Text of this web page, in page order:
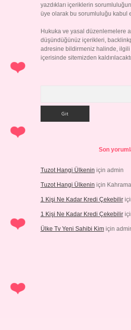
yazdıkları içeriklerin
üye olarak bu sorumluluğu kabul
Hukuka ve yasal düzenlemelere
düşündüğünüz içerikleri,
adresine bildirmeniz halinde,
içerisinde sitemizden
Son
Tuzot Hangi Ülkenin için admin
Tuzot Hangi Ülkenin için
1 Kişi Ne Kadar Kredi Çekebilir
1 Kişi Ne Kadar Kredi Çekebilir
Ülke Tv Yeni Sahibi Kimiçin